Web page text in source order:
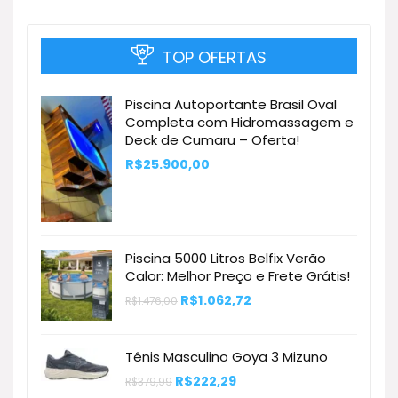
TOP OFERTAS
Piscina Autoportante Brasil Oval
Completa com Hidromassagem e
Deck de Cumaru – Oferta!
R$25.900,00
Piscina 5000 Litros Belfix Verão
Calor: Melhor Preço e Frete Grátis!
R$1.476,00 O
R$1.476,00.
R$1.062,72
R$1.062,72.
Tênis Masculino Goya 3 Mizuno
R$379,99 O
R$222,29O